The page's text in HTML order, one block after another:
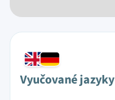
Vyučované jazyky